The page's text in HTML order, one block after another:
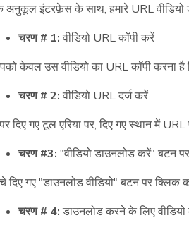
अनुकूल इंटरफ़ेस के साथ, हमारे URL वीडियो
चरण # 1: वीडियो URL कॉपी करें
केवल उस वीडियो का URL कॉपी करना
चरण # 2: वीडियो URL दर्ज करें
दिए गए टूल एरिया पर, दिए गए स्थान में
चरण #3: "वीडियो डाउनलोड करें" बटन
दिए गए "डाउनलोड वीडियो" बटन पर
चरण # 4: डाउनलोड करने के लिए वीडियो